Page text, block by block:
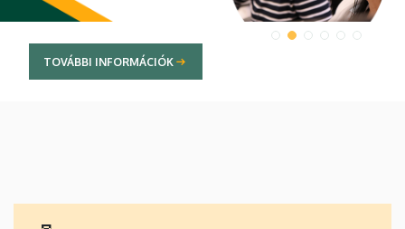
TOVÁBBI INFORMÁCIÓK